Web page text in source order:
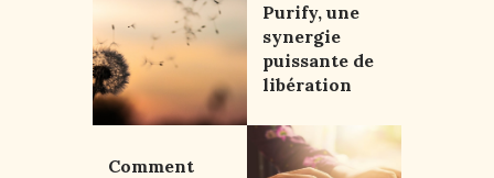
Purify, une
synergie
puissante de
libération
Comment